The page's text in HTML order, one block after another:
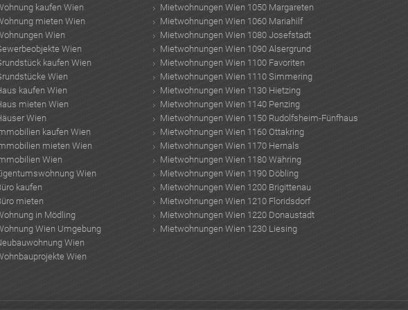
kaufen Wien
mieten Wien
Wien
Wien
kaufen Wien
Wien
kaufen Wien
mieten Wien
Wien
kaufen Wien
mieten Wien
Wien
Wien
kaufen
mieten
in Mödling
Wien Umgebung
Wien
Wien
Mietwohnungen Wien 1050 Margareten
Mietwohnungen Wien 1060 Mariahilf
Mietwohnungen Wien 1080 Josefstadt
Mietwohnungen Wien 1090 Alsergrund
Mietwohnungen Wien 1100 Favoriten
Mietwohnungen Wien 1110 Simmering
Mietwohnungen Wien 1130 Hietzing
Mietwohnungen Wien 1140 Penzing
Mietwohnungen Wien 1150 Rudolfsheim-Fünfhaus
Mietwohnungen Wien 1160 Ottakring
Mietwohnungen Wien 1170 Hernals
Mietwohnungen Wien 1180 Währing
Mietwohnungen Wien 1190 Döbling
Mietwohnungen Wien 1200 Brigittenau
Mietwohnungen Wien 1210 Floridsdorf
Mietwohnungen Wien 1220 Donaustadt
Mietwohnungen Wien 1230 Liesing